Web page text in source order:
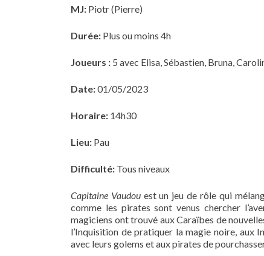
MJ: Piotr (Pierre)
Durée: Plus ou moins 4h
Joueurs : 5 avec Elisa, Sébastien, Bruna,
Date:01/05/2023
Horaire: 14h30
Lieu: Pau
Difficulté: Tous niveaux
Capitaine Vaudouest un jeu de rôle qui
comme les pirates sont venus chercher
magiciens ont trouvé aux Caraïbes de
l’Inquisition de pratiquer la magie noire, aux
avec leurs golems et aux pirates de